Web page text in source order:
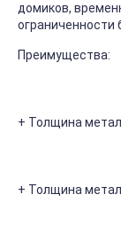
домиков,
ограниченности
Преимущества:
+ Толщина
+ Толщина